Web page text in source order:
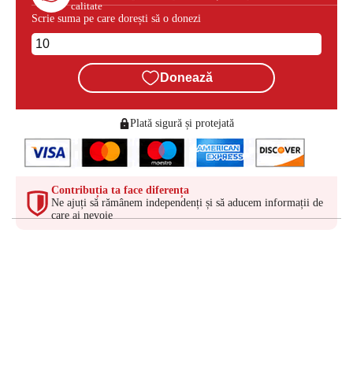
calitate
Scrie suma pe care dorești să o donezi
Donează
Plată sigură și protejată
Contribuția ta face diferența
Ne ajuți să rămânem independenți și să aducem informații de
care ai nevoie